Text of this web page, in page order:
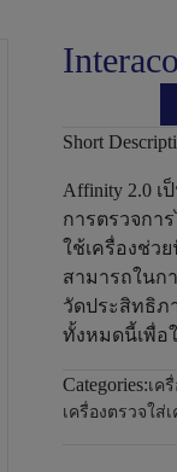
Short
Affinity 2.0
การตรวจกา
ใช้เครื่องช่วย
สามารถในกา
วัดประสิทธิภา
ทั้งหมดนี้เพื่อ
Categories:เค
เครื่องตรวจใส่